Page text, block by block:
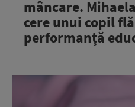
mâncare.
cere unui copil
performanță